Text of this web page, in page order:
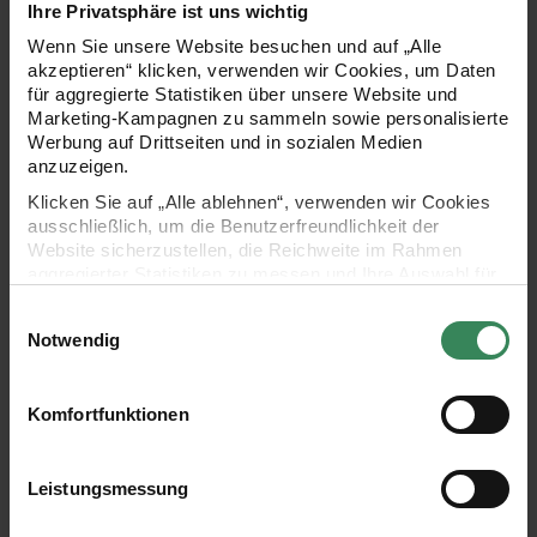
Ihre Privatsphäre ist uns wichtig
Wenn Sie unsere Website besuchen und auf „Alle
akzeptieren“ klicken, verwenden wir Cookies, um Daten
für aggregierte Statistiken über unsere Website und
Marketing-Kampagnen zu sammeln sowie personalisierte
Werbung auf Drittseiten und in sozialen Medien
anzuzeigen.
Klicken Sie auf „Alle ablehnen“, verwenden wir Cookies
ausschließlich, um die Benutzerfreundlichkeit der
Website sicherzustellen, die Reichweite im Rahmen
Ihre Einwilligung ist freiwillig und kann jederzeit über den
Link „Cookie-Einstellungen“ im Fußbereich der Seite
verwendeten Technologien und den Empfängern der
Daten finden Sie in unserer Datenschutzerklärung.
Notwendig
Komfortfunktionen
Leistungsmessung
Paper Poetry Paper Patch
Papier rosa-violett 30x42cm
2,49 €
0,13 qm (19,76 € / 1 qm)
Paper Poetry Paper Patch
Papier Pflanzen flieder-gold
30x42cm
2,49 €
0,13 qm (19,76 € / 1 qm)
Holz-Dekotabletts Herz
Holz-Dekotabletts Herz
Paper Patch
Paper Patch Papier Blumen